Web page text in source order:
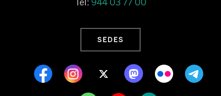
Tel: 944 03 77 00
SEDES